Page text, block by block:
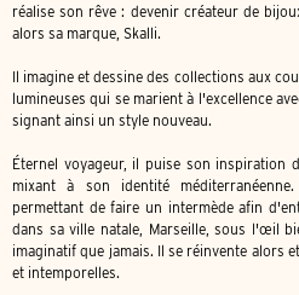
réalise son rêve : devenir créateur de
alors sa marque, Skalli.
Il imagine et dessine des collections aux
lumineuses qui se marient à l'excellence
signant ainsi un style nouveau.
Éternel voyageur, il puise son inspiration
mixant à son identité
permettant de faire un intermède afin
dans sa ville natale, Marseille, sous l'œil
imaginatif que jamais. Il se réinvente alors
et intemporelles.